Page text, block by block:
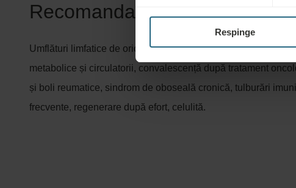
Respinge
Recomandat pentru:
Umflături limfatice de orice origine, leziuni și reabilitare
metabolice și circulatorii, convalescență după tratament
și boli reumatice, sindrom de oboseală cronică, tulburări
frecvente, regenerare după efort, celulită.